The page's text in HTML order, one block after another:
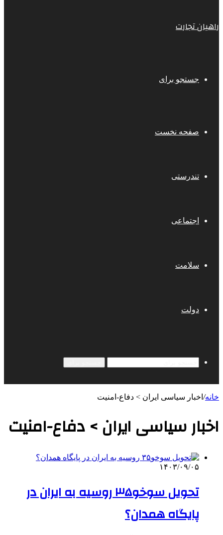
راهیان تجارت
جستجو برای
صفحه نخست
تندرستی
اجتماعی
سلامت
دولت
خانه/ اخبار سیاسی ایران > دفاع-امنیت
اخبار سیاسی ایران > دفاع-امنیت
۱۴۰۳/۰۹/۰۵
تحویل سوخو۳۵ روسیه به ایران در
پایگاه همدان؟